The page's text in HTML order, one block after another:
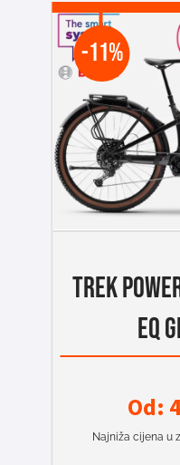
-11%
TREK
EQ
Od:
Najniža cijena u